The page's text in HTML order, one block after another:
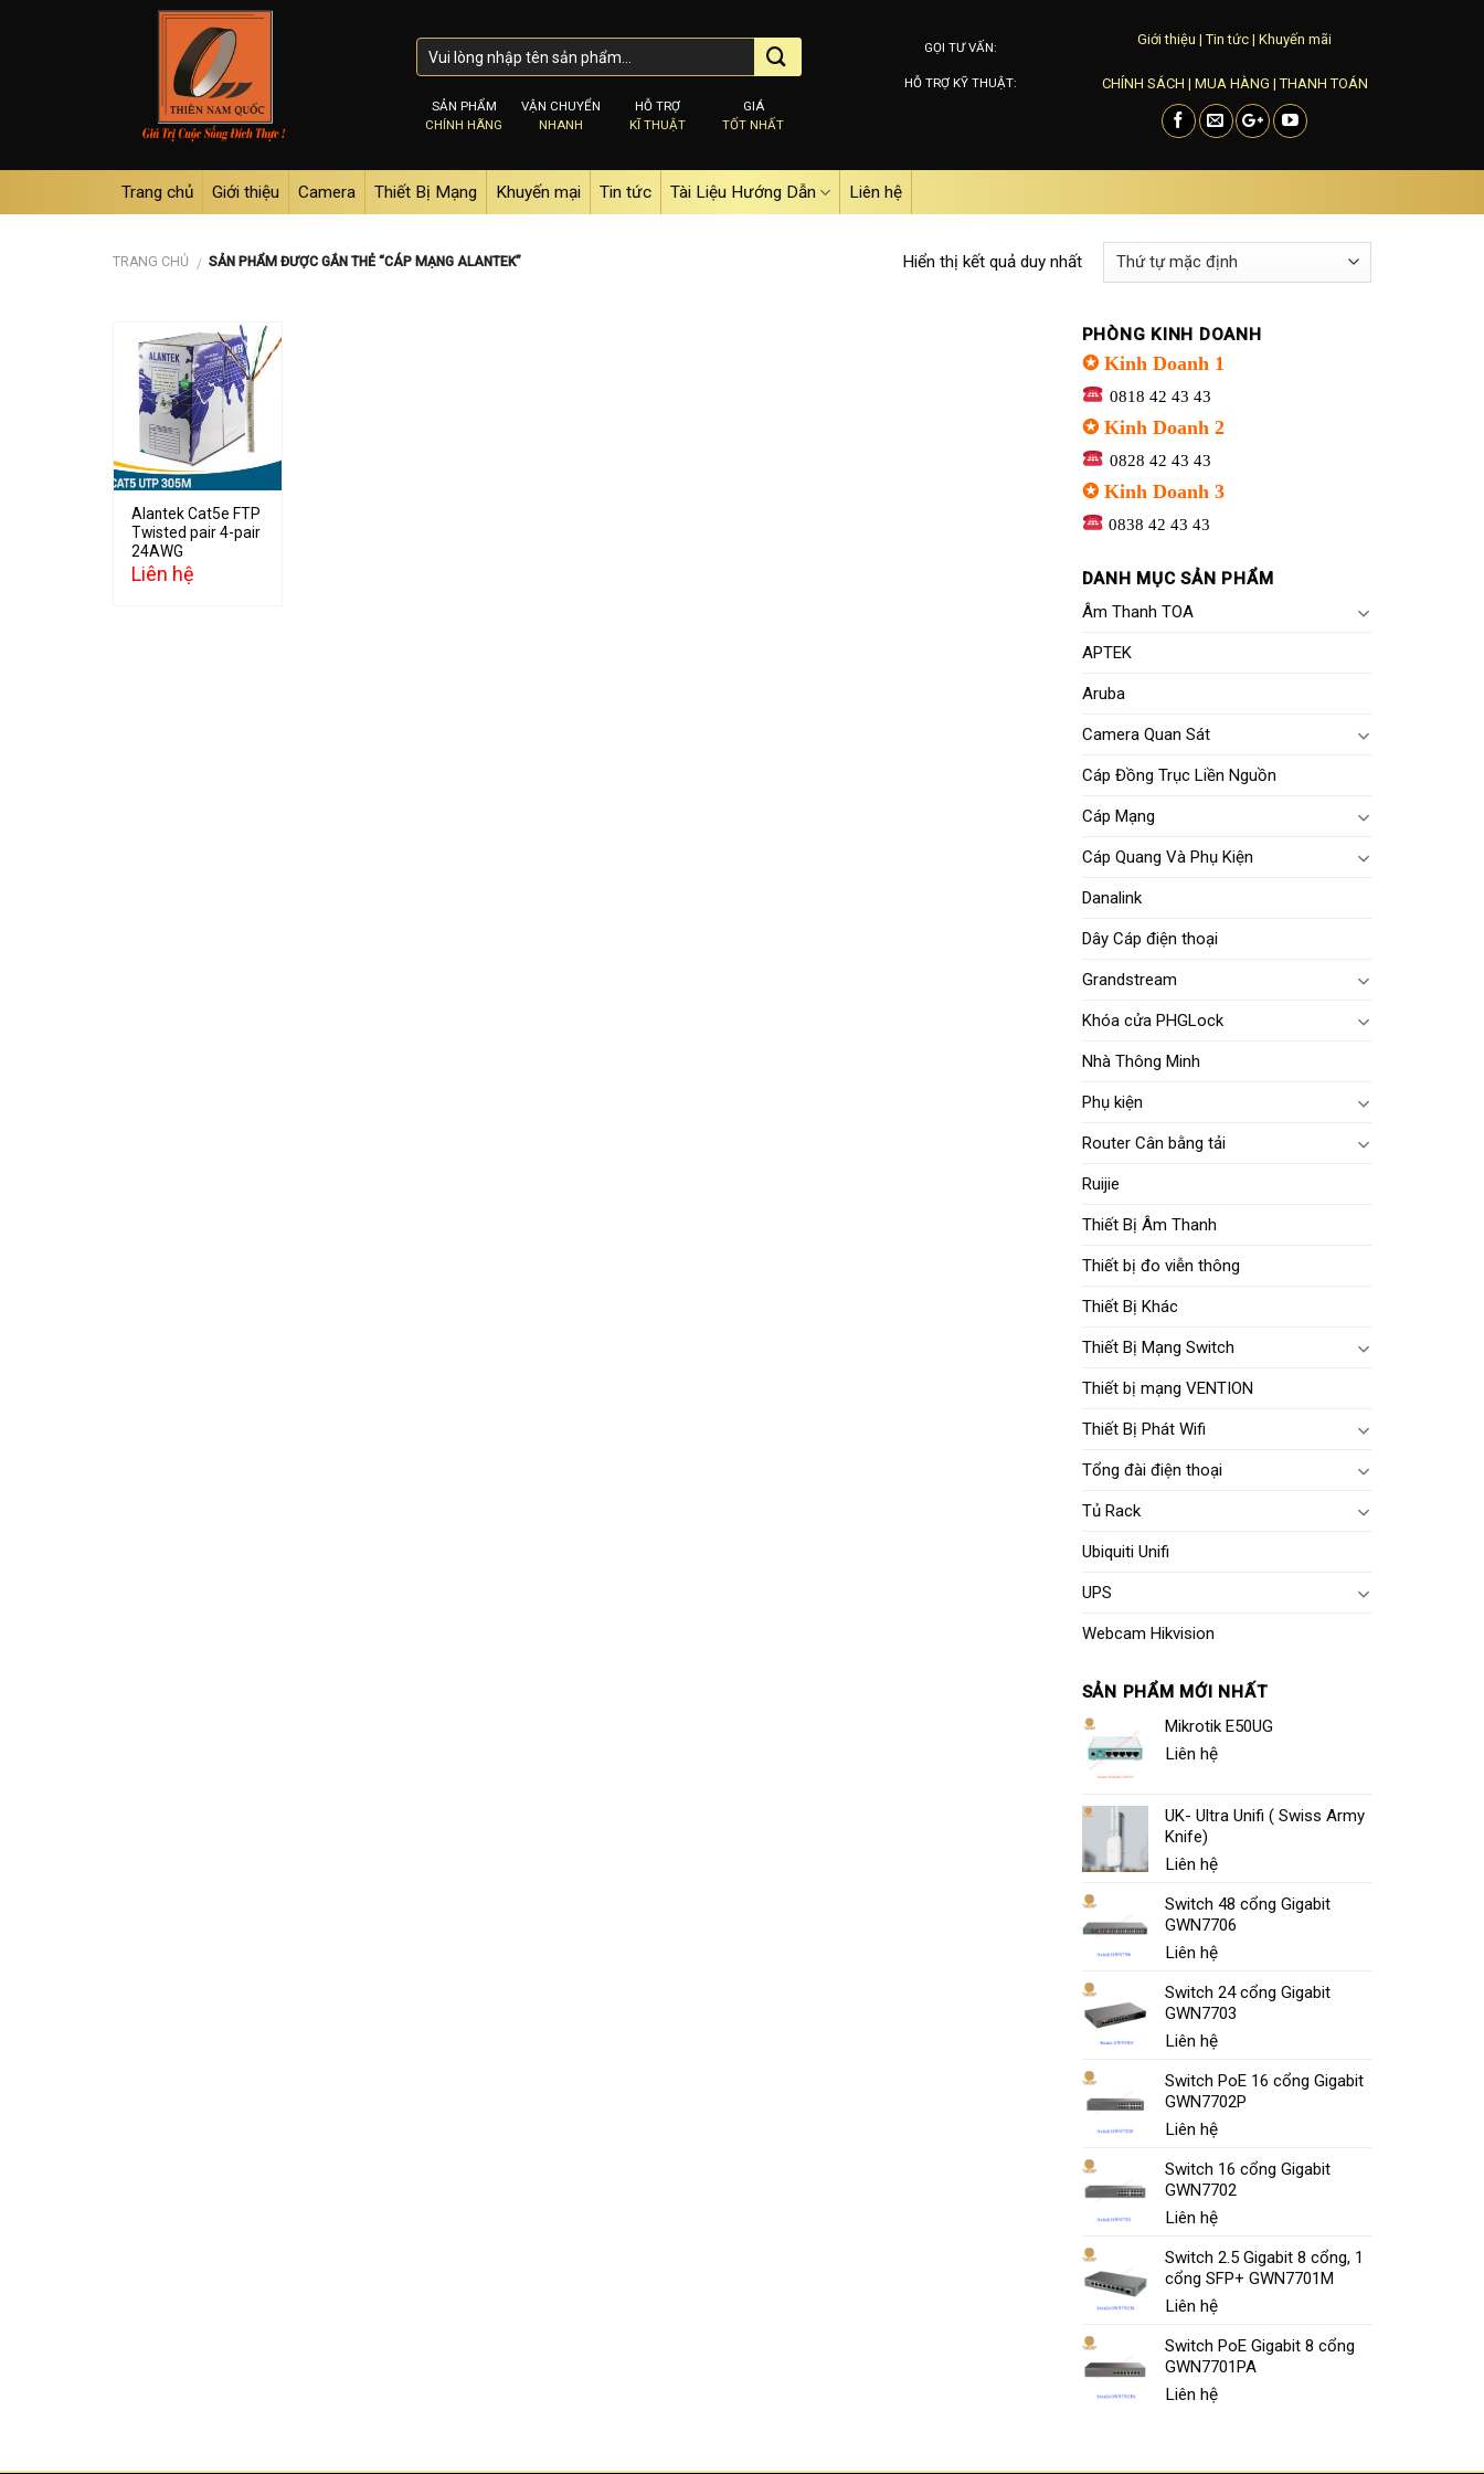
SẢN PHẨM
CHÍNH HÃNG
VẬN CHUYỂN
NHANH
HỖ TRỢ
KĨ THUẬT
GIÁ
TỐT NHẤT
GỌI TƯ VẤN:
HỖ TRỢ KỸ THUẬT:
Giới thiệu |Tin tức | Khuyến mãi
CHÍNH SÁCH | MUA HÀNG |THANH TOÁN
Trang chủ Giới thiệu Camera Thiết Bị Mạng Khuyến mại Tin tức Tài Liệu Hướng Dẫn Liên hệ
TRANG CHỦ / SẢN PHẨM ĐƯỢC GẮN THẺ “CÁP MẠNG ALANTEK” Hiển thị kết quả duy nhất
Add to
wishlist
Alantek Cat5e FTP
Twisted pair 4-pair
24AWG
Liên hệ
PHÒNG KINH DOANH
✪ Kinh Doanh 1
0818 42 43 43
✪ Kinh Doanh 2
0828 42 43 43
✪ Kinh Doanh 3
0838 42 43 43
DANH MỤC SẢN PHẨM
Âm Thanh TOA
APTEK
Aruba
Camera Quan Sát
Cáp Đồng Trục Liền Nguồn
Cáp Mạng
Cáp Quang Và Phụ Kiện
Danalink
Dây Cáp điện thoại
Grandstream
Khóa cửa PHGLock
Nhà Thông Minh
Phụ kiện
Router Cân bằng tải
Ruijie
Thiết Bị Âm Thanh
Thiết bị đo viễn thông
Thiết Bị Khác
Thiết Bị Mạng Switch
Thiết bị mạng VENTION
Thiết Bị Phát Wifi
Tổng đài điện thoại
Tủ Rack
Ubiquiti Unifi
UPS
Webcam Hikvision
SẢN PHẨM MỚI NHẤT
Mikrotik E50UG
Liên hệ
UK- Ultra Unifi ( Swiss Army
Knife)
Liên hệ
Switch 48 cổng Gigabit
GWN7706
Liên hệ
Switch 24 cổng Gigabit
GWN7703
Liên hệ
Switch PoE 16 cổng Gigabit
GWN7702P
Liên hệ
Switch 16 cổng Gigabit
GWN7702
Liên hệ
Switch 2.5 Gigabit 8 cổng, 1
cổng SFP+ GWN7701M
Liên hệ
Switch PoE Gigabit 8 cổng
GWN7701PA
Liên hệ